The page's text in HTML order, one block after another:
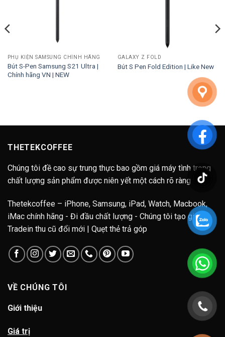
PHỤ KIỆN SAMSUNG CHÍNH HÃNG
Bút S-Pen Samsung S21 Ultra |
Chính hãng VN | NEW
GALAXY Z FOLD
Bút S Pen Fold Edition | Like New
THETEKCOFFEE
Chúng tôi đề cao sự trung thực bao gồm giá máy tình trạng
chất lượng sản phẩm được niên yết một cách rõ ràng
Thetekcoffee – iPhone, Samsung, iPad, Watch, Macbook,
iMac chính hãng - Đi đầu chất lượng - Chúng tôi tạo giá trị.
Tradein thu cũ đổi mới | Quẹt thẻ trả góp
VỀ CHÚNG TÔI
Giới thiệu
Giá trị